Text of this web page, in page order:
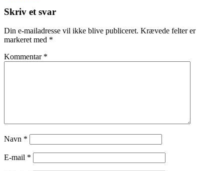
Skriv et svar
Din e-mailadresse vil ikke blive publiceret. Krævede felter er
markeret med *
Kommentar *
Navn *
E-mail *